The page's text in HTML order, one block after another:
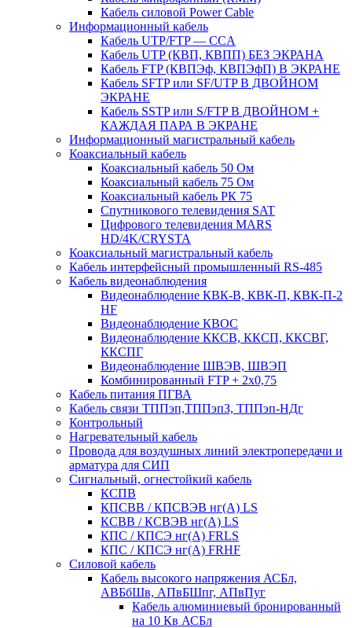
Кабель силовой Power Cable
Информационный кабель
Кабель UTP/FTP — CCA
Кабель UTP (КВП, КВПП) БЕЗ ЭКРАНА
Кабель FTP (КВПЭф, КВПЭфП) В ЭКРАНЕ
Кабель SFTP или SF/UTP В ДВОЙНОМ
ЭКРАНЕ
Кабель SSTP или S/FTP В ДВОЙНОМ +
КАЖДАЯ ПАРА В ЭКРАНЕ
Информационный магистральный кабель
Коаксиальный кабель
Коаксиальный кабель 50 Ом
Коаксиальный кабель 75 Ом
Коаксиальный кабель РК 75
Спутникового телевидения SAT
Цифрового телевидения MARS
HD/4K/CRYSTA
Коаксиальный магистральный кабель
Кабель интерфейсный промышленный RS-485
Кабель видеонаблюдения
Видеонаблюдение КВК-В, КВК-П, КВК-П-2
HF
Видеонаблюдение КВОС
Видеонаблюдение ККСВ, ККСП, ККСВГ,
ККСПГ
Видеонаблюдение ШВЭВ, ШВЭП
Комбинированный FTP + 2х0,75
Кабель питания ПГВА
Кабель связи ТППэп,ТППэпЗ, ТППэп-НДг
Контрольный
Нагревательный кабель
Провода для воздушных линий электропередачи и
арматура для СИП
Сигнальный, огнестойкий кабель
КСПВ
КПСВВ / КПСВЭВ нг(А) LS
КСВВ / КСВЭВ нг(А) LS
КПС / КПСЭ нг(А) FRLS
КПС / КПСЭ нг(А) FRHF
Силовой кабель
Кабель высокого напряжения АСБл,
АВБбШв, АПвБШпг, АПвПуг
Кабель алюминиевый бронированный
на 10 Кв АСБл